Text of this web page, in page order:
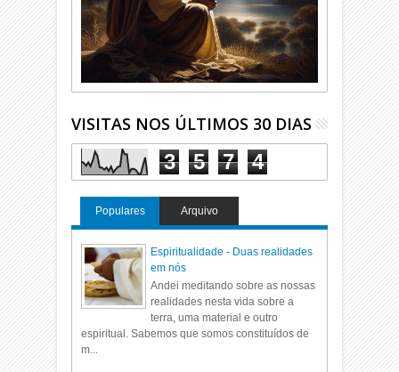
VISITAS NOS ÚLTIMOS 30 DIAS
3 5 7 4
Populares Arquivo
Espiritualidade - Duas realidades
em nós
Andei meditando sobre as nossas
realidades nesta vida sobre a
terra, uma material e outro
espiritual. Sabemos que somos constituídos de
m...